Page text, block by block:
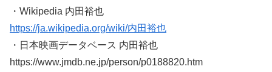
・Wikipedia 内田裕也
https://ja.wikipedia.org/wiki/内田裕也
・日本映画データベース 内田裕也
https://www.jmdb.ne.jp/person/p0188820.htm